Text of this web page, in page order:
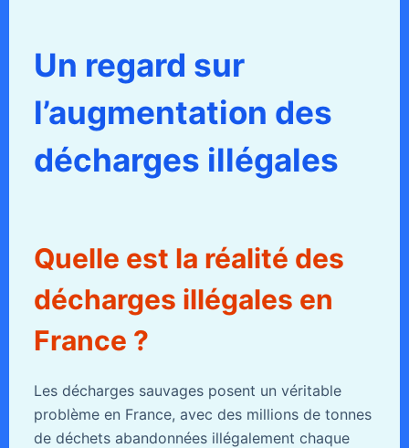
Un regard sur
l’augmentation des
décharges illégales
Quelle est la réalité des
décharges illégales en
France ?
Les décharges sauvages posent un véritable
problème en France, avec des millions de tonnes
de déchets abandonnées illégalement chaque